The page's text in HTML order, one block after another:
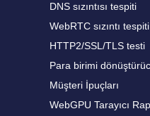
DNS sızıntısı tespiti
WebRTC sızıntı tespiti
HTTP2/SSL/TLS testi
Para birimi
Müşteri İpuçları
WebGPU Tarayıcı